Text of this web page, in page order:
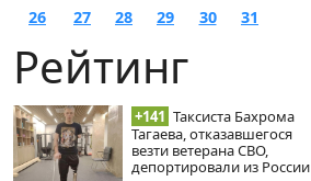
26
27 28 29 30 31
Рейтинг
+141 Таксиста Бахрома
Тагаева, отказавшегося
везти ветерана СВО,
депортировали из России